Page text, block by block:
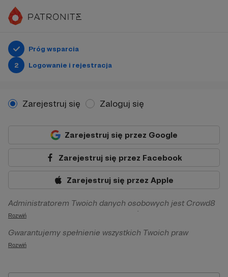
Próg wsparcia
2
Logowanie i rejestracja
Zarejestruj się Zaloguj się
Zarejestruj się przez Google
Zarejestruj się przez Facebook
Zarejestruj się przez Apple
Administratorem Twoich danych osobowych jest Crowd8
sp. z o.o. z siedziba w Warszawie, ul. Żwirki i Wigury 16, 02-
092 Warszawa. Twoje dane osobowe będą przetwarzane w
szczególności w celu wykonania umowy zawartej z Tobą, w
Rozwiń
Gwarantujemy spełnienie wszystkich Twoich praw
wynikających z ogólnego rozporządzenia o ochronie
Rozwiń